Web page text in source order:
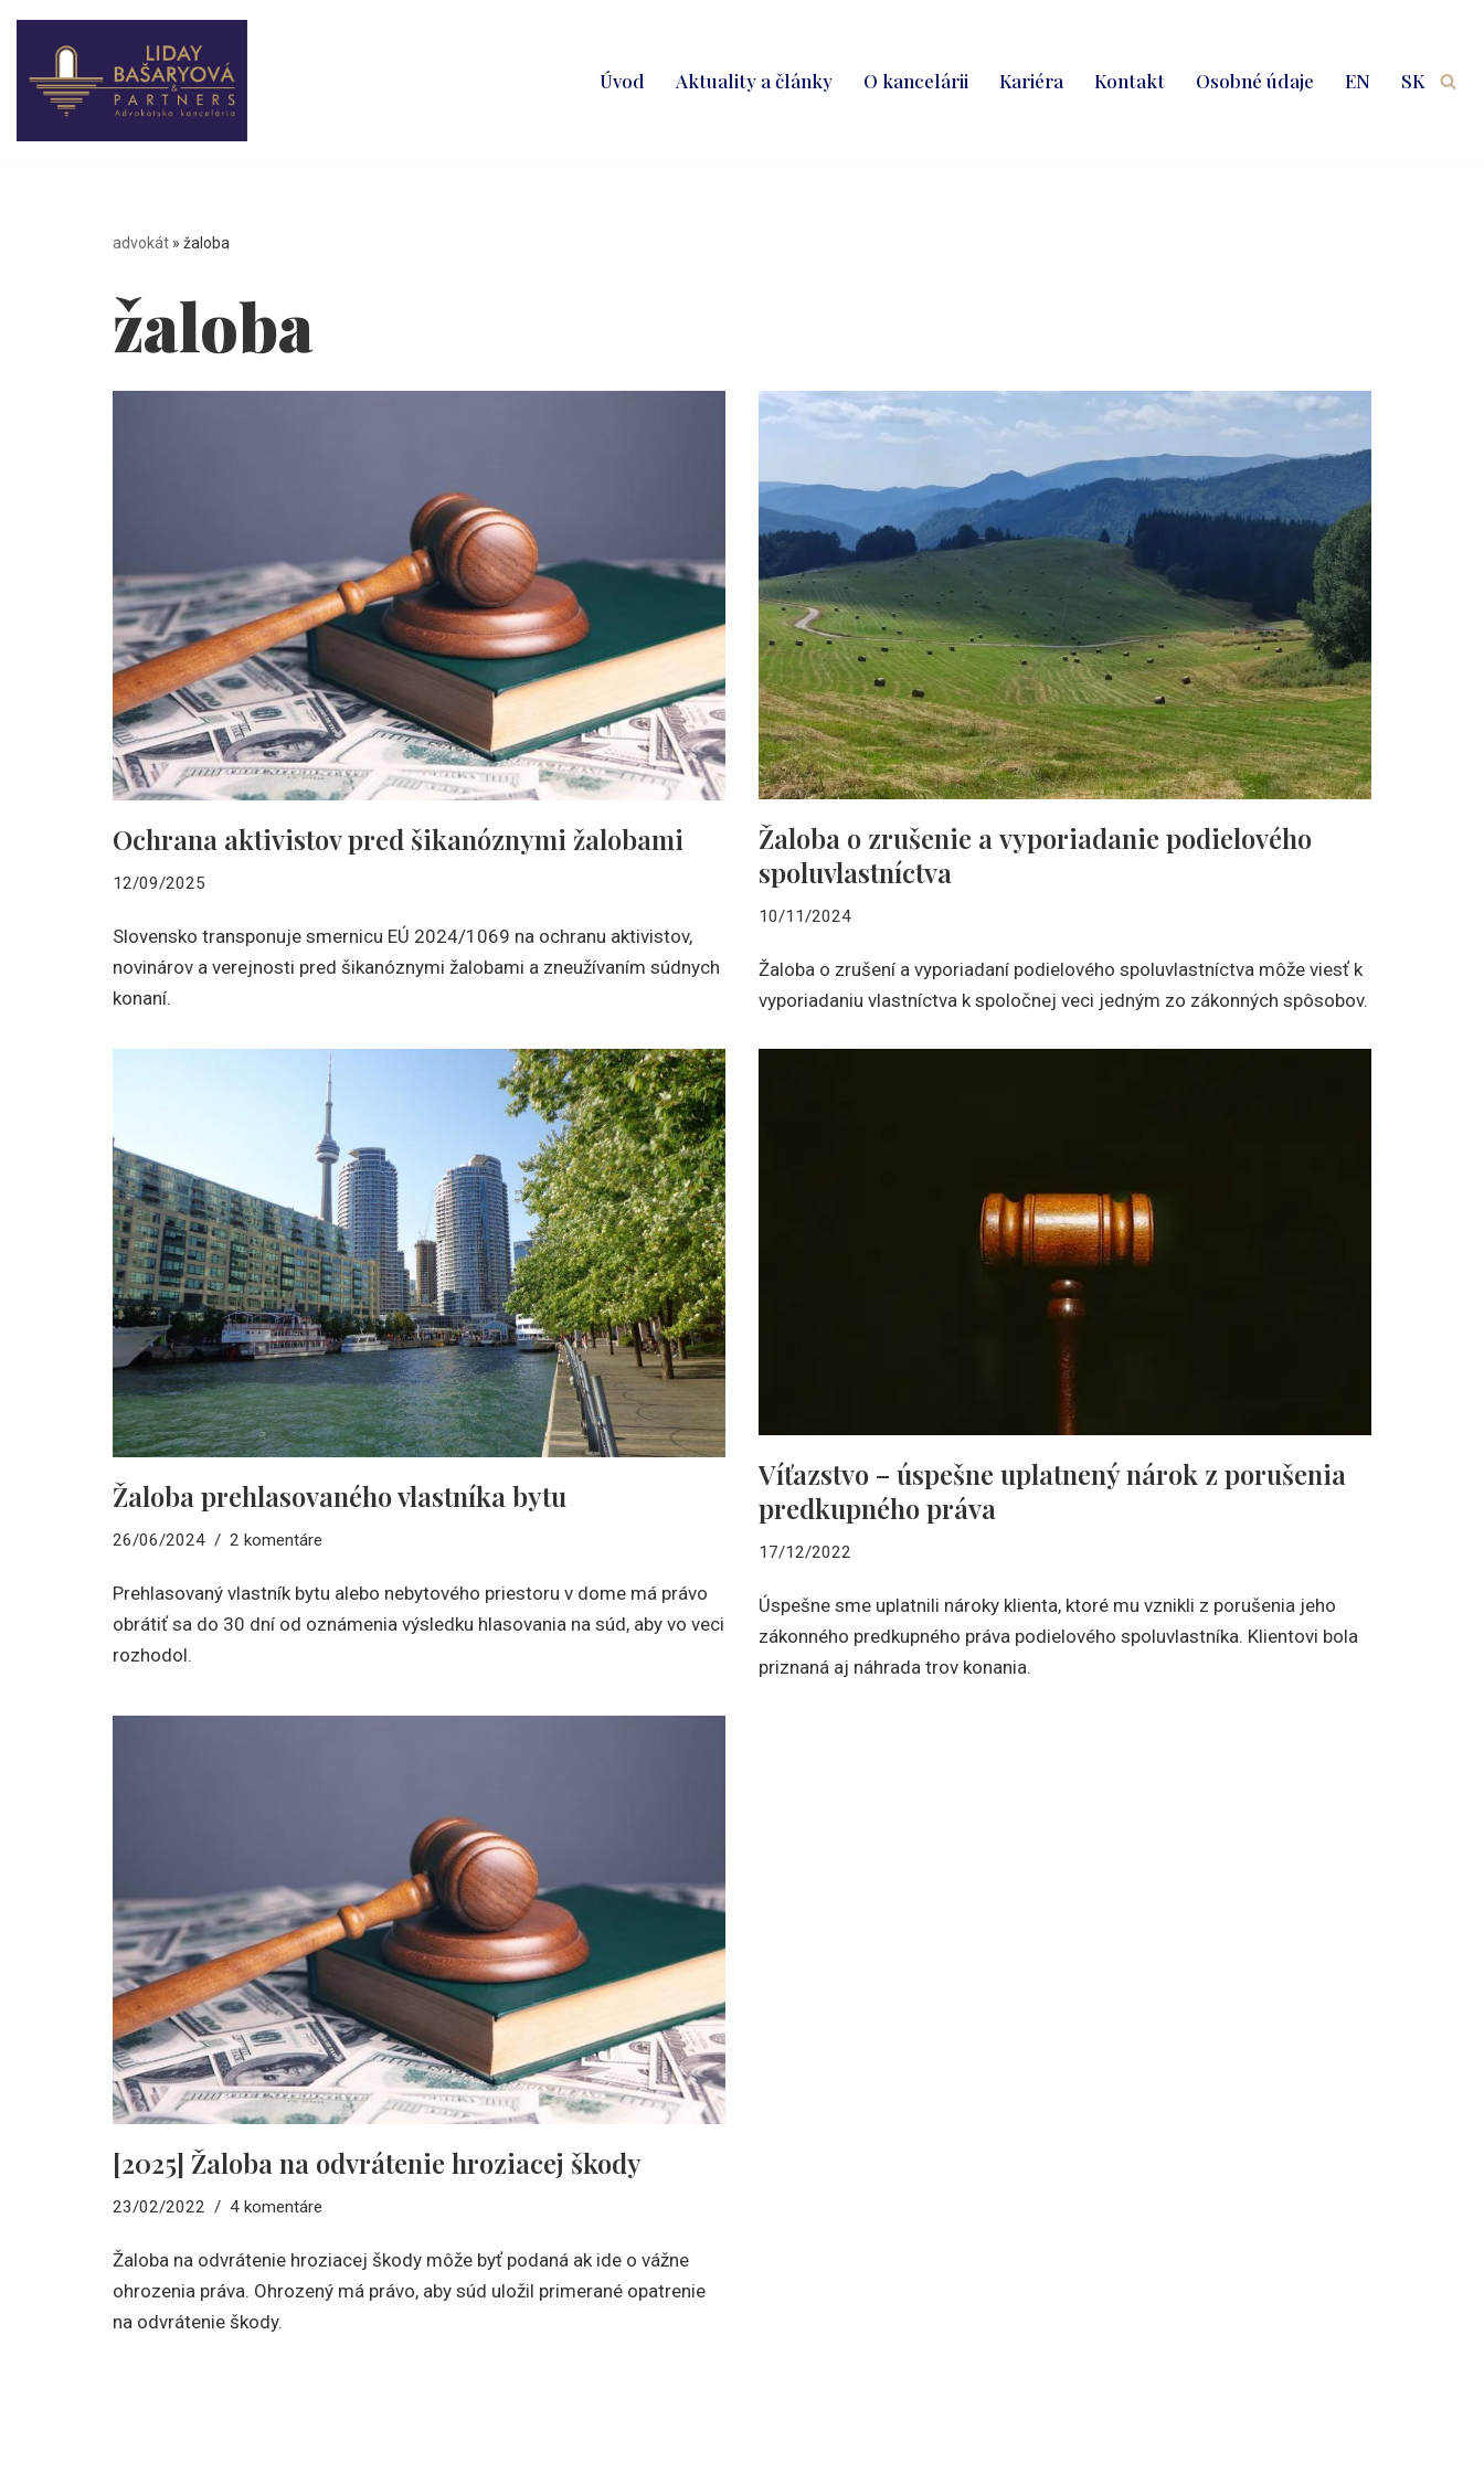
Preskočiť
Úvod Aktuality a články O kancelárii Kariéra Kontakt Osobné údaje EN SK
advokát » žaloba
žaloba
Ochrana aktivistov pred šikanóznymi žalobami
12/09/2025
Slovensko transponuje smernicu EÚ 2024/1069 na ochranu aktivistov,
novinárov a verejnosti pred šikanóznymi žalobami a zneužívaním súdnych
konaní.
Žaloba o zrušenie a vyporiadanie podielového
spoluvlastníctva
10/11/2024
Žaloba o zrušení a vyporiadaní podielového spoluvlastníctva môže viesť k
vyporiadaniu vlastníctva k spoločnej veci jedným zo zákonných spôsobov.
Žaloba prehlasovaného vlastníka bytu
26/06/2024 2 komentáre
Prehlasovaný vlastník bytu alebo nebytového priestoru v dome má právo
obrátiť sa do 30 dní od oznámenia výsledku hlasovania na súd, aby vo veci
rozhodol.
Víťazstvo – úspešne uplatnený nárok z porušenia
predkupného práva
17/12/2022
Úspešne sme uplatnili nároky klienta, ktoré mu vznikli z porušenia jeho
zákonného predkupného práva podielového spoluvlastníka. Klientovi bola
priznaná aj náhrada trov konania.
[2025] Žaloba na odvrátenie hroziacej škody
23/02/2022 4 komentáre
Žaloba na odvrátenie hroziacej škody môže byť podaná ak ide o vážne
ohrozenia práva. Ohrozený má právo, aby súd uložil primerané opatrenie
na odvrátenie škody.